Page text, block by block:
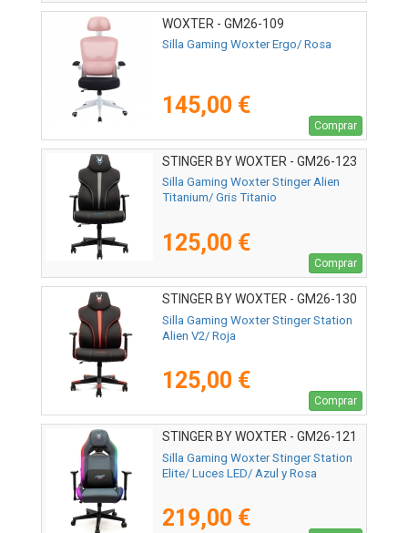
WOXTER - GM26-109
Silla Gaming Woxter Ergo/ Rosa
145,00 €
Comprar
STINGER BY WOXTER - GM26-123
Silla Gaming Woxter Stinger Alien
Titanium/ Gris Titanio
125,00 €
Comprar
STINGER BY WOXTER - GM26-130
Silla Gaming Woxter Stinger Station
Alien V2/ Roja
125,00 €
Comprar
STINGER BY WOXTER - GM26-121
Silla Gaming Woxter Stinger Station
Elite/ Luces LED/ Azul y Rosa
219,00 €